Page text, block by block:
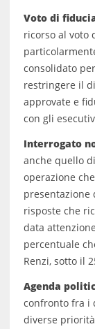
Voto di
ricorso al voto
consolidato
restringere il
approvate e
con gli
Interrogato
anche quello
operazione
presentazione
risposte che
data
percentuale
Renzi, sotto il
Agenda
confronto fra i
diverse